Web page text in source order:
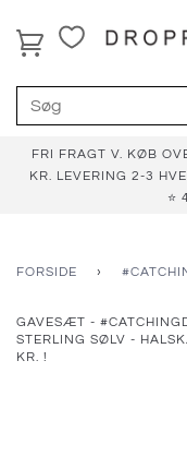
FRI FRAGT V. KØB
KR. LEVERING 2-3
⭐
FORSIDE ›
GAVESÆT -
STERLING SØLV -
KR. !